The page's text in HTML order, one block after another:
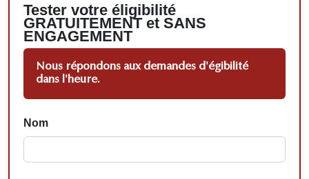
Tester votre éligibilité
GRATUITEMENT et SANS
ENGAGEMENT
Nous répondons aux demandes d'égibilité
dans l'heure.
Nom